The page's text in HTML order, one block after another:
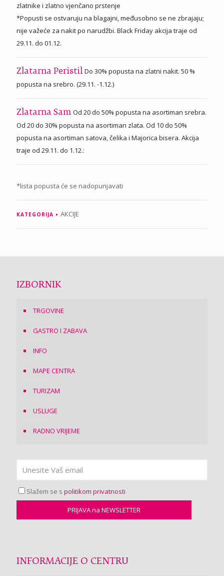
zlatnike i zlatno vjenčano prstenje
*Popusti se ostvaruju na blagajni, međusobno se ne zbrajaju;
nije važeće za nakit po narudžbi. Black Friday akcija traje od
29.11. do 01.12.
Zlatarna PeristilDo 30% popusta na zlatni nakit. 50 %
popusta na srebro. (29.11. -1.12.)
Zlatarna Sam Od 20 do 50% popusta na asortiman srebra.
Od 20 do 30% popusta na asortiman zlata. Od 10 do 50%
popusta na asortiman satova, čelika i Majorica bisera. Akcija
traje od 29.11. do 1.12.:
*lista popusta će se nadopunjavati
KATEGORIJA AKCIJE
IZBORNIK
TRGOVINE
GASTRO I ZABAVA
INFO
MAPE CENTRA
TURIZAM
USLUGE
RADNO VRIJEME
Slažem se s politikom privatnosti
INFORMACIJE O CENTRU